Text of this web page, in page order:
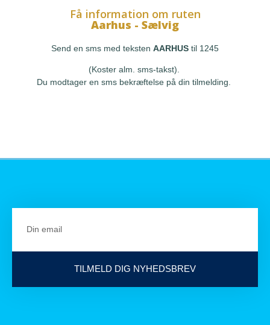
Få information om ruten
Aarhus - Sælvig
Send en sms med teksten AARHUS til 1245
(Koster alm. sms-takst).
Du modtager en sms bekræftelse på din tilmelding.
TILMELD DIG NYHEDSBREV